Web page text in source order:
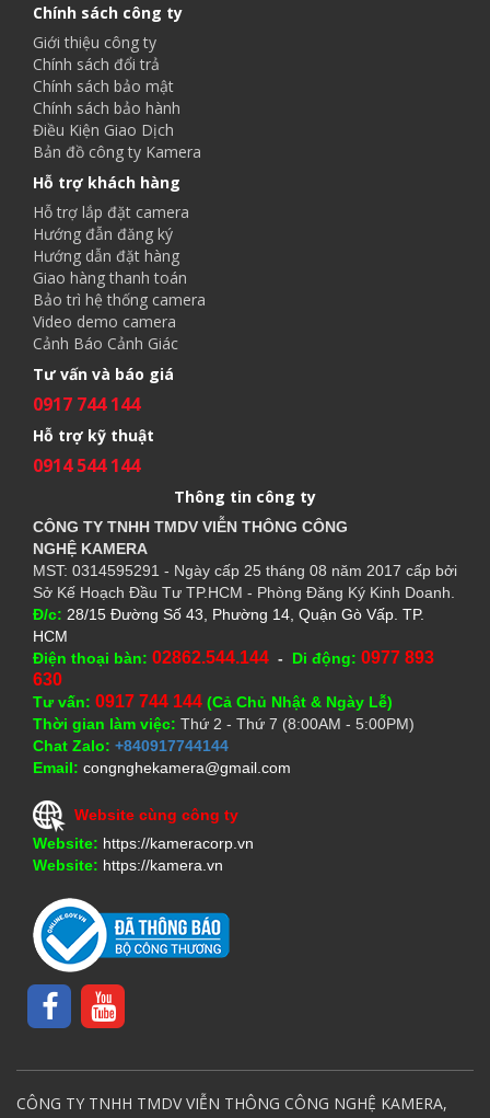
Chính sách công ty
Giới thiệu công ty
Chính sách đổi trả
Chính sách bảo mật
Chính sách bảo hành
Điều Kiện Giao Dịch
Bản đồ công ty Kamera
Hỗ trợ khách hàng
Hỗ trợ lắp đặt camera
Hướng đẫn đăng ký
Hướng dẫn đặt hàng
Giao hàng thanh toán
Bảo trì hệ thống camera
Video demo camera
Cảnh Báo Cảnh Giác
Tư vấn và báo giá
0917 744 144
Hỗ trợ kỹ thuật
0914 544 144
Thông tin công ty
CÔNG TY TNHH TMDV VIỄN THÔNG CÔNG
NGHỆ KAMERA
MST: 0314595291 - Ngày cấp 25 tháng 08 năm 2017 cấp bởi
Sở Kế Hoạch Đầu Tư TP.HCM - Phòng Đăng Ký Kinh Doanh.
Đ/c: 28/15 Đường Số 43, Phường 14, Quận Gò Vấp. TP.
HCM
Điện thoại bàn: 02862.544.144 - Di động: 0977 893
630
Tư vấn: 0917 744 144 (Cả Chủ Nhật & Ngày Lễ)
Thời gian làm việc: Thứ 2 - Thứ 7 (8:00AM - 5:00PM)
Chat Zalo: +840917744144
Email: congnghekamera@gmail.com
Website cùng công ty
Website: https://kameracorp.vn
Website: https://kamera.vn
CÔNG TY TNHH TMDV VIỄN THÔNG CÔNG NGHỆ KAMERA,